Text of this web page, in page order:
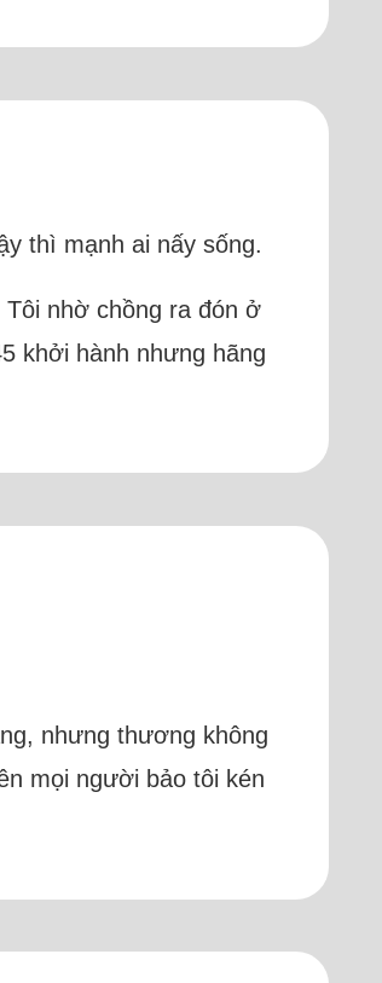
thì mạnh ai nấy sống.
nhờ chồng ra đón ở
khởi hành nhưng hãng
nhưng thương không
mọi người bảo tôi kén